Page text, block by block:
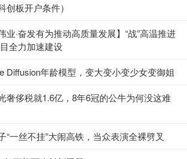
创板开户条件）
业·奋发有为推动高质量发展】“战”高温推进
全力加速建设
Diffusion年龄模型，变大变小变少女变御姐
奢侈税就1.6亿，8年6冠的公牛为何没这难
“一丝不挂”大闹高铁，当众表演全裸劈叉